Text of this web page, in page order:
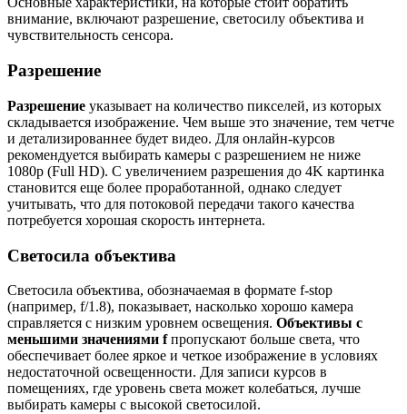
внимание, включают разрешение, светосилу объектива и
чувствительность сенсора.
Разрешение
Разрешение указывает на количество пикселей, из которых
складывается изображение. Чем выше это значение, тем четче
и детализированнее будет видео. Для онлайн-курсов
рекомендуется выбирать камеры с разрешением не ниже
1080p (Full HD). С увеличением разрешения до 4K картинка
становится еще более проработанной, однако следует
учитывать, что для потоковой передачи такого качества
потребуется хорошая скорость интернета.
Светосила объектива
Светосила объектива, обозначаемая в формате f-stop
(например, f/1.8), показывает, насколько хорошо камера
справляется с низким уровнем освещения. Объективы с
меньшими значениями fпропускают больше света, что
обеспечивает более яркое и четкое изображение в условиях
недостаточной освещенности. Для записи курсов в
помещениях, где уровень света может колебаться, лучше
выбирать камеры с высокой светосилой.